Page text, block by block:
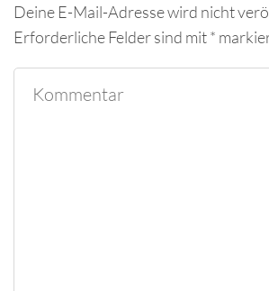
Deine E-Mail-Adresse wird nicht
Erforderliche Felder sind mit*